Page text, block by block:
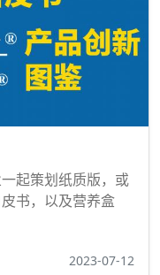
起策划纸质版，或
书，以及营养盒
2023-07-12